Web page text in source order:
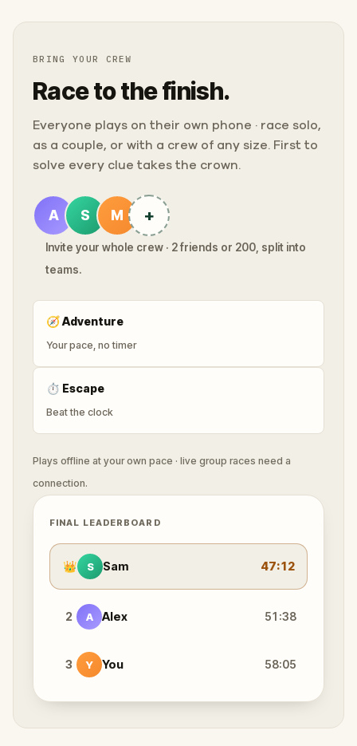
BRING YOUR CREW
Race to the finish.
Everyone plays on their own phone · race solo,
as a couple, or with a crew of any size. First to
solve every clue takes the crown.
A S M +
Invite your whole crew · 2 friends or 200, split into
teams.
🧭Adventure
Your pace, no timer
⏱ Escape
Beat the clock
Plays offline at your own pace · live group races need a
connection.
FINAL LEADERBOARD
👑 S Sam 47:12
2 A Alex 51:38
3 Y You 58:05